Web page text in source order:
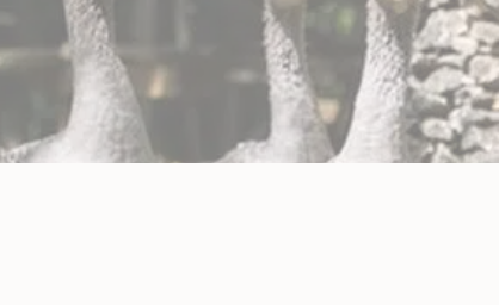
FROMAGERIE
À commander et retirer en boutique